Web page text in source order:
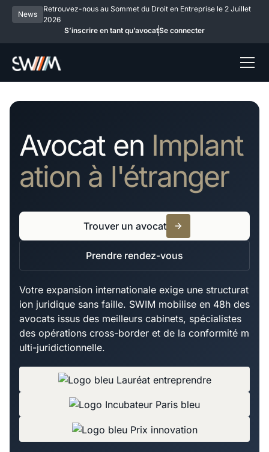
News
Retrouvez-nous au Sommet du Droit en Entreprise le 2 Juillet
2026
S’inscrire en tant qu’avocatSe connecter
Avocat en Implant
ation à l'étranger
Trouver un avocat
Prendre rendez-vous
Votre expansion internationale exige une structurat
ion juridique sans faille. SWIM mobilise en 48h des
avocats issus des meilleurs cabinets, spécialistes
des opérations cross-border et de la conformité m
ulti-juridictionnelle.